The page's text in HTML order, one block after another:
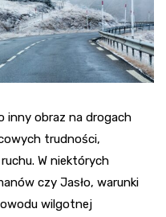
inny obraz na drogach
trudności,
W niektórych
czy Jasło, warunki
wilgotnej